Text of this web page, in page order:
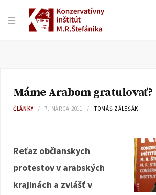
Máme Arabom gratulovať?
ČLÁNKY 7. MARCA 2011 TOMÁŠ ZÁLEŠÁK
Reťaz občianskych
protestov v arabských
krajinách a zvlášť v